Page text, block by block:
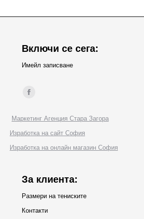
Включи се сега:
Имейл записване
Find us on:
Facebook
opens
in
new
Маркетинг Агенция Стара Загора
Изработка на сайт София
Изработка на онлайн магазин София
За клиента:
Размери на тениските
Контакти